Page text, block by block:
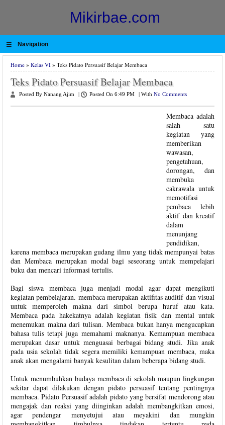
Mikirbae.com
≡ Navigation
Home » Kelas VI » Teks Pidato Persuasif Belajar Membaca
Teks Pidato Persuasif Belajar Membaca
Posted By Nanang Ajim Posted On 6:49 PM With No Comments
Membaca adalah
salah satu
kegiatan yang
memberikan
wawasan,
pengetahuan,
dorongan, dan
membuka
cakrawala untuk
memotifasi
pembaca lebih
aktif dan kreatif
dalam
menunjang
pendidikan,
karena membaca merupakan gudang ilmu yang tidak mempunyai batas
dan Membaca merupakan modal bagi seseorang untuk mempelajari
buku dan mencari informasi tertulis.
Bagi siswa membaca juga menjadi modal agar dapat mengikuti
kegiatan pembelajaran. membaca merupakan aktifitas auditif dan visual
untuk memperoleh makna dari simbol berupa huruf atau kata.
Membaca pada hakekatnya adalah kegiatan fisik dan mental untuk
menemukan makna dari tulisan. Membaca bukan hanya mengucapkan
bahasa tulis tetapi juga memahami maknanya. Kemampuan membaca
merupakan dasar untuk menguasai berbagai bidang studi. Jika anak
pada usia sekolah tidak segera memiliki kemampuan membaca, maka
anak akan mengalami banyak kesulitan dalam beberapa bidang studi.
Untuk menumbuhkan budaya membaca di sekolah maupun lingkungan
sekitar dapat dilakukan dengan pidato persuasif tentang pentingnya
membaca. Pidato Persuasif adalah pidato yang bersifat mendorong atau
mengajak dan reaksi yang diinginkan adalah membangkitkan emosi,
agar pendengar menyetujui atau meyakini dan mungkin